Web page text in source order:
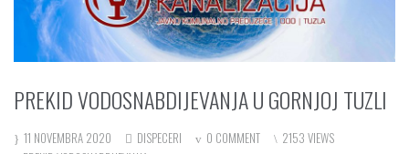
PREKID VODOSNABDIJEVANJA U GORNJOJ TUZLI
11 NOVEMBRA 2020 DISPECERI 0 COMMENT
2153 VIEWS